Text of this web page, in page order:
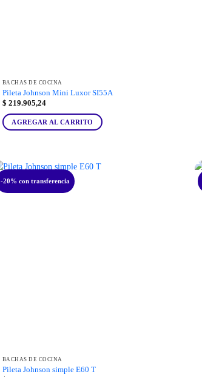
BACHAS DE COCINA
Pileta Johnson Mini Luxor SI55A
$ 219.905,24
AGREGAR AL CARRITO
-20% con transferencia
BACHAS DE COCINA
Pileta Johnson simple E60 T